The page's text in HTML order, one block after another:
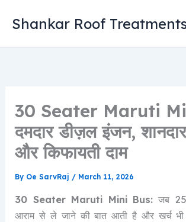
Shankar Roof
30 Seater Maruti
दमदार डीज़ल इंजन,
और किफायती दाम
By Oe SarvRaj / March 11, 2026
30 Seater Maruti Mini Bus: जब
आराम से ले जाने की बात आती है और खर्च भी